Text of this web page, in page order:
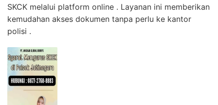
SKCK melalui platform online . Layanan ini memberikan
kemudahan akses dokumen tanpa perlu ke kantor
polisi .